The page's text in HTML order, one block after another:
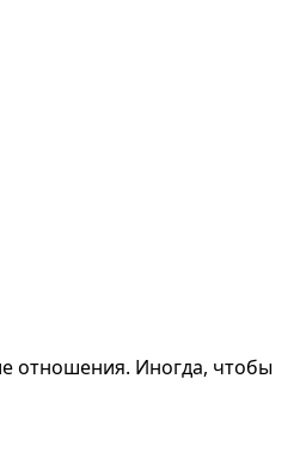
отношения. Иногда, чтобы